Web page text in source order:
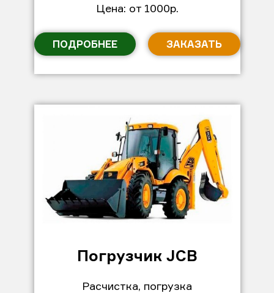
Цена: от 1000р.
ПОДРОБНЕЕ ЗАКАЗАТЬ
Погрузчик JCB
Расчистка, погрузка